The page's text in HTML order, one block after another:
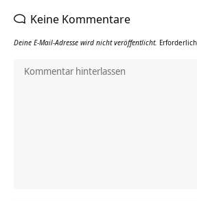
Keine Kommentare
Deine E-Mail-Adresse wird nicht veröffentlicht.